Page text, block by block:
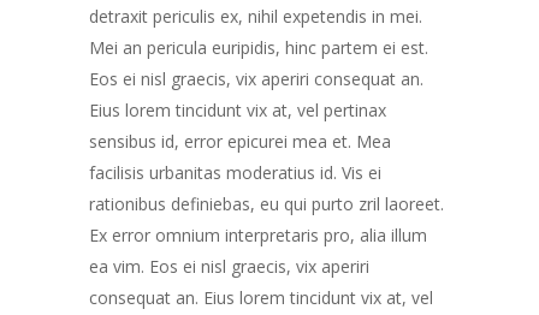
detraxit periculis ex, nihil expetendis in mei.
Mei an pericula euripidis, hinc partem ei est.
Eos ei nisl graecis, vix aperiri consequat an.
Eius lorem tincidunt vix at, vel pertinax
sensibus id, error epicurei mea et. Mea
facilisis urbanitas moderatius id. Vis ei
rationibus definiebas, eu qui purto zril laoreet.
Ex error omnium interpretaris pro, alia illum
ea vim. Eos ei nisl graecis, vix aperiri
consequat an. Eius lorem tincidunt vix at, vel